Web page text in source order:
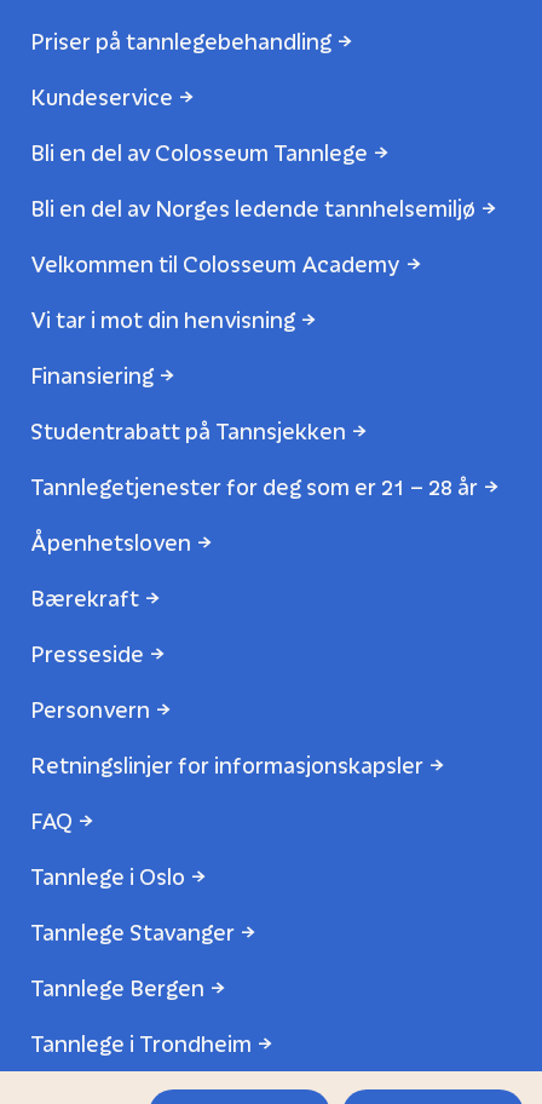
Priser på tannlegebehandling
Kundeservice
Bli en del av Colosseum Tannlege
Bli en del av Norges ledende tannhelsemiljø
Velkommen til Colosseum Academy
Vi tar i mot din henvisning
Finansiering
Studentrabatt på Tannsjekken
Tannlegetjenester for deg som er 21 – 28 år
Åpenhetsloven
Bærekraft
Presseside
Personvern
Retningslinjer for informasjonskapsler
FAQ
Tannlege i Oslo
Tannlege Stavanger
Tannlege Bergen
Tannlege i Trondheim